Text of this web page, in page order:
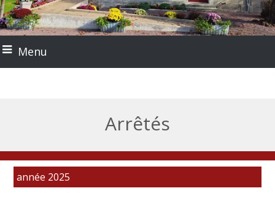
Menu
Arrêtés
année 2025